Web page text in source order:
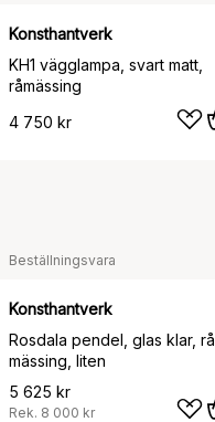
Konsthantverk
KH1 vägglampa, svart matt,
råmässing
4 750 kr
Beställningsvara
Konsthantverk
Rosdala pendel, glas klar, rå
mässing, liten
5 625 kr
Rek. 8 000 kr